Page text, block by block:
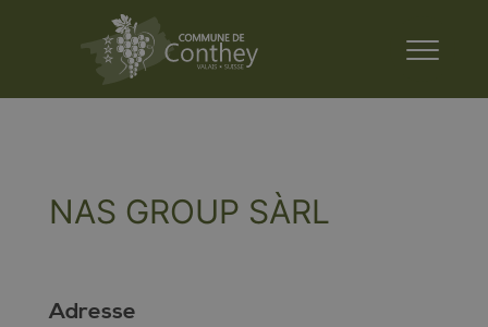
NAS GROUP SÀRL
Adresse